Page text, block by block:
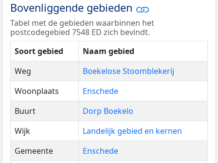
Bovenliggende gebieden
Tabel met de gebieden waarbinnen het
postcodegebied 7548 ED zich bevindt.
Soort gebied
Naam gebied
Weg
Boekelose Stoomblekerij
Woonplaats
Enschede
Buurt
Dorp Boekelo
Wijk
Landelijk gebied en kernen
Gemeente
Enschede